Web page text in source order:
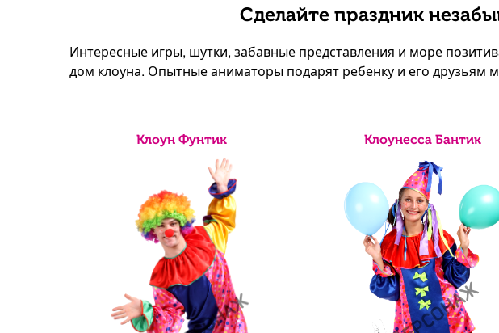
Сделайте праздник
Интересные игры, шутки, забавные представления и море
дом клоуна. Опытные аниматоры подарят ребенку и его друзьям
Клоун Фунтик Клоунесса Бантик